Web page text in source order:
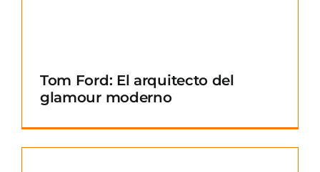
Tom Ford: El arquitecto del
glamour moderno